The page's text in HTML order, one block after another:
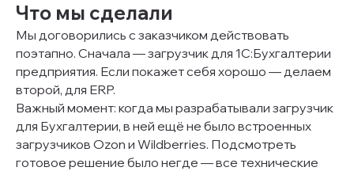
Что мы сделали
Мы договорились с заказчиком действовать
поэтапно. Сначала — загрузчик для 1С:Бухгалтерии
предприятия. Если покажет себя хорошо — делаем
второй, для ERP.
Важный момент: когда мы разрабатывали загрузчик
для Бухгалтерии, в ней ещё не было встроенных
загрузчиков Ozon и Wildberries. Подсмотреть
готовое решение было негде — все технические